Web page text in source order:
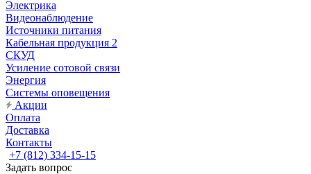
Электрика
Видеонаблюдение
Источники питания
Кабельная продукция 2
СКУД
Усиление сотовой связи
Энергия
Системы оповещения
Акции
Оплата
Доставка
Контакты
+7 (812) 334-15-15
Задать вопрос